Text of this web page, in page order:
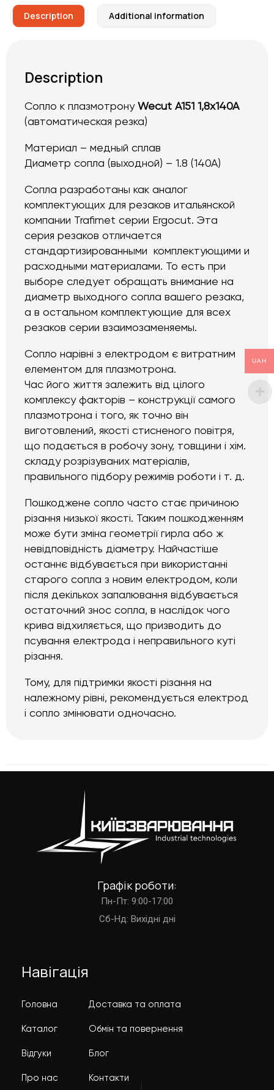
Description Additional information
Description
Сопло к плазмотрону Wecut A151 1,8x140A
(автоматическая резка)
Материал – медный сплав
Диаметр сопла (выходной) – 1.8 (140А)
Сопла разработаны как аналог
комплектующих для резаков итальянской
компании Trafimet серии Ergocut. Эта
серия резаков отличается
стандартизированными комплектующими и
расходными материалами. То есть при
выборе следует обращать внимание на
диаметр выходного сопла вашего резака,
а в остальном комплектующие для всех
резаков серии взаимозаменяемы.
Сопло нарівні з електродом є витратним
елементом для плазмотрона.
Час його життя залежить від цілого
комплексу факторів – конструкції самого
плазмотрона і того, як точно він
виготовлений, якості стисненого повітря,
що подається в робочу зону, товщини і хім.
складу розрізуваних матеріалів,
правильного підбору режимів роботи і т. д.
Пошкоджене сопло часто стає причиною
різання низької якості. Таким пошкодженням
може бути зміна геометрії гирла або ж
невідповідність діаметру. Найчастіше
останнє відбувається при використанні
старого сопла з новим електродом, коли
після декількох запалювання відбувається
остаточний знос сопла, в наслідок чого
крива відхиляється, що призводить до
псування електрода і неправильного куті
різання.
Тому, для підтримки якості різання на
належному рівні, рекомендується електрод
і сопло змінювати одночасно.
Графік роботи:
Пн-Пт: 9:00-17:00
Cб-Нд: Вихідні дні
Навігація
Головна
Каталог
Відгуки
Про нас
Доставка та оплата
Обмін та повернення
Блог
Контакти
UAH